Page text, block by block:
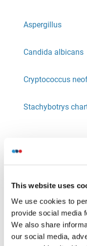
This website uses
We use cookies to
provide social media
We also share
our social media,
Aspergillus
Candida albicans
Cryptococcus
Stachybotrys
Anticorps,
Cryptosporidium
Giardia lamblia
Toxoplasma